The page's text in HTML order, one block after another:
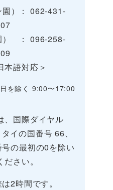
）： 062-431-
） ： 096-258-
本語対応＞
を除く 9:00〜17:00
、国際ダイヤル
イの国番号 66、
の最初の0を除い
さい。
2時間です。